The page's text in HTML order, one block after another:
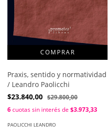
Praxis, sentido y normatividad
/ Leandro Paolicchi
$23.840,00 $29.800,00
6cuotas sin interés de $3.973,33
PAOLICCHI LEANDRO